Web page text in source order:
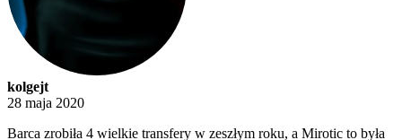
kolgejt
28 maja 2020
Barca zrobiła 4 wielkie transfery w zeszłym roku, a Mirotic to była